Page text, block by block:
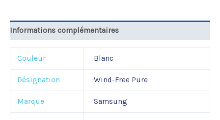
Informations complémentaires
Couleur Blanc
Désignation Wind-Free Pure
Marque Samsung